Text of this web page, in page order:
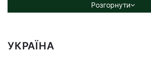
Розгорнути
УКРАЇНА